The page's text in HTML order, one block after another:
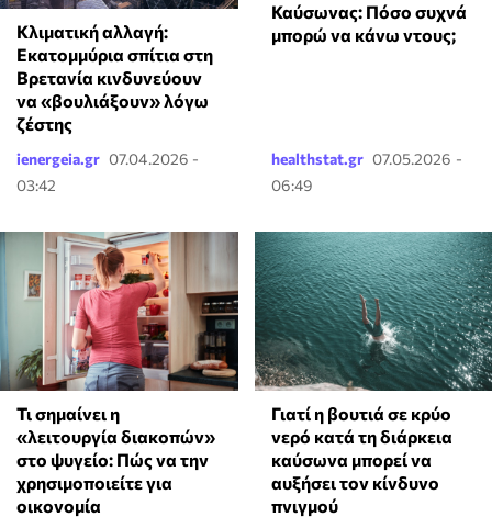
Κλιματική αλλαγή:
Εκατομμύρια σπίτια στη
Βρετανία κινδυνεύουν
να «βουλιάξουν» λόγω
ζέστης
ienergeia.gr 07.04.2026 -
03:42
Καύσωνας: Πόσο συχνά
μπορώ να κάνω ντους;
healthstat.gr 07.05.2026 -
06:49
Τι σημαίνει η
«λειτουργία διακοπών»
στο ψυγείο: Πώς να την
χρησιμοποιείτε για
οικονομία
Γιατί η βουτιά σε κρύο
νερό κατά τη διάρκεια
καύσωνα μπορεί να
αυξήσει τον κίνδυνο
πνιγμού